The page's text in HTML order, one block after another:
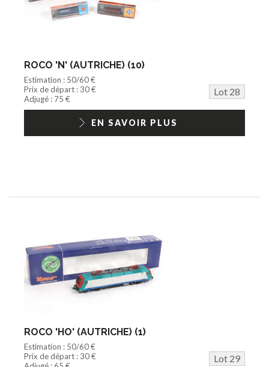
ROCO 'N' (AUTRICHE) (10)
Estimation : 50/60 €
Prix de départ : 30 €
Lot 28
Adjugé : 75 €
EN SAVOIR PLUS
ROCO 'HO' (AUTRICHE) (1)
Estimation : 50/60 €
Prix de départ : 30 €
Lot 29